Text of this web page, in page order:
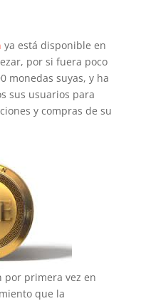
ya está disponible en
por si fuera poco
monedas suyas, y ha
sus usuarios para
y compras de su
por primera vez en
que la